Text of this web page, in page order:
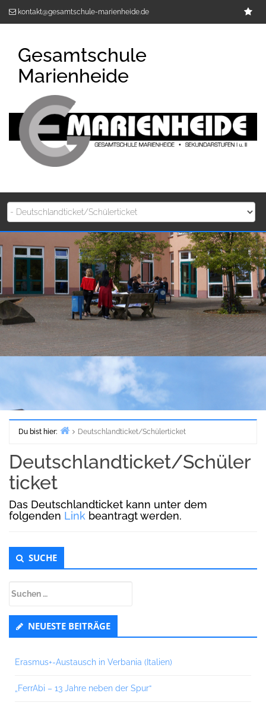
kontakt@gesamtschule-marienheide.de
Gesamtschule
Marienheide
Du bist hier:
Deutschlandticket/Schülerticket
Deutschlandticket/Schüler
ticket
Das Deutschlandticket kann unter dem
folgenden Link beantragt werden.
Untergeordnet
Seitenleiste
SUCHE
NEUESTE BEITRÄGE
Erasmus+-Austausch in Verbania (Italien)
„FerrAbi – 13 Jahre neben der Spur“